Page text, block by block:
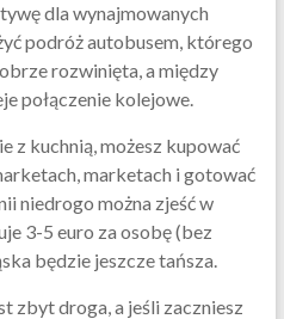
dla wynajmowanych
podróż autobusem, którego
rozwinięta, a między
połączenie kolejowe.
z kuchnią, możesz kupować
marketach i gotować
niedrogo można zjeść w
3-5 euro za osobę (bez
będzie jeszcze tańsza.
zbyt droga, a jeśli zaczniesz